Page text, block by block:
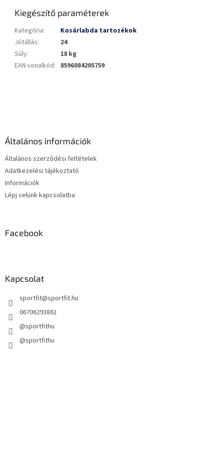
Kiegészítő paraméterek
Kategória:
Kosárlabda tartozékok
Jótállás:
24
Súly:
18 kg
EAN vonalkód: 8596084205759
Általános információk
Általános szerződési feltételek
Adatkezelési tájékoztató
Információk
Lépj velünk kapcsolatba
Facebook
Kapcsolat
sportfit@sportfit.hu
06706293861
@sportfithu
@sportfithu